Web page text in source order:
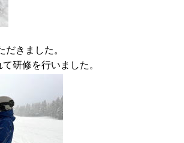
きました。
研修を行いました。